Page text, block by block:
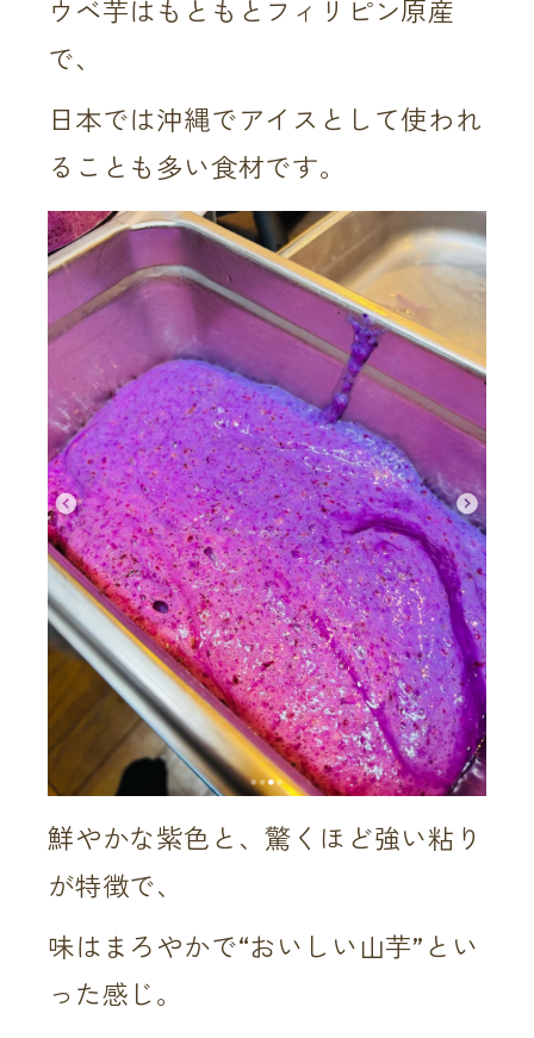
ウベ芋はもともとフィリピン原産
で、
日本では沖縄でアイスとして使われ
ることも多い食材です。
鮮やかな紫色と、驚くほど強い粘り
が特徴で、
味はまろやかで“おいしい山芋”とい
った感じ。